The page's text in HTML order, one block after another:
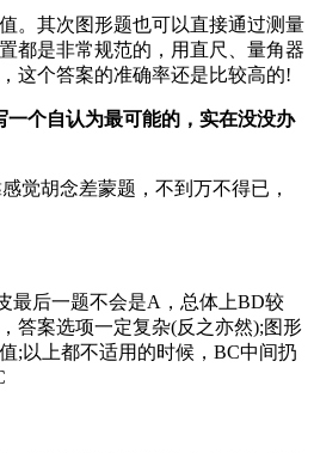
。其次图形题也可以直接通过测量
都是非常规范的，用直尺、量角器
这个答案的准确率还是比较高的!
一个自认为最可能的，实在没没办
觉胡念差蒙题，不到万不得已，
最后一题不会是A，总体上BD较
答案选项一定复杂(反之亦然);图形
;以上都不适用的时候，BC中间扔